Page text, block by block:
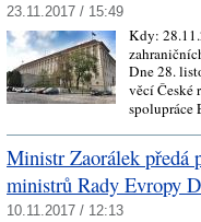
23.11.2017 / 15:49
Kdy:
Dne 28.
věcí České
Ministr Zaorálek předá
ministrů Rady Evropy
10.11.2017 / 12:13